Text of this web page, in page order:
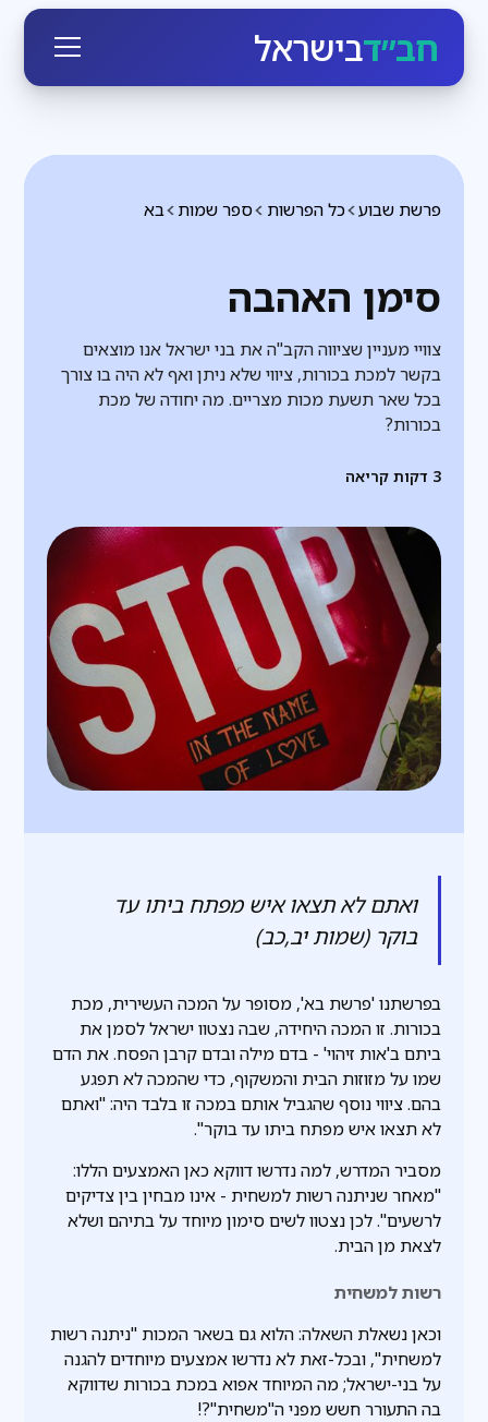
חב״דבישראל
בא ספר שמות כל הפרשות פרשת שבוע
סימן האהבה
צוויי מעניין שציווה הקב"ה את בני ישראל אנו מוצאים
בקשר למכת בכורות, ציווי שלא ניתן ואף לא היה בו צורך
בכל שאר תשעת מכות מצריים. מה יחודה של מכת
בכורות?
3 דקות קריאה
ואתם לא תצאו איש מפתח ביתו עד
בוקר (שמות יב,כב)
בפרשתנו 'פרשת בא', מסופר על המכה העשירית, מכת
בכורות. זו המכה היחידה, שבה נצטוו ישראל לסמן את
ביתם ב'אות זיהוי' - בדם מילה ובדם קרבן הפסח. את הדם
שמו על מזוזות הבית והמשקוף, כדי שהמכה לא תפגע
בהם. ציווי נוסף שהגביל אותם במכה זו בלבד היה: "ואתם
לא תצאו איש מפתח ביתו עד בוקר".
מסביר המדרש, למה נדרשו דווקא כאן האמצעים הללו:
"מאחר שניתנה רשות למשחית - אינו מבחין בין צדיקים
לרשעים". לכן נצטוו לשים סימון מיוחד על בתיהם ושלא
לצאת מן הבית.
רשות למשחית
וכאן נשאלת השאלה: הלוא גם בשאר המכות "ניתנה רשות
למשחית", ובכל-זאת לא נדרשו אמצעים מיוחדים להגנה
על בני-ישראל; מה המיוחד אפוא במכת בכורות שדווקא
בה התעורר חשש מפני ה"משחית"?!